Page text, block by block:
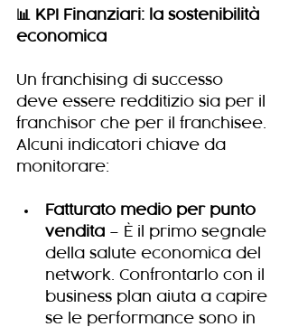
📊 KPI Finanziari: la sostenibilità
economica
Un franchising di successo
deve essere redditizio sia per il
franchisor che per il franchisee.
Alcuni indicatori chiave da
monitorare:
Fatturato medio per punto
vendita – È il primo segnale
della salute economica del
network. Confrontarlo con il
business plan aiuta a capire
se le performance sono in